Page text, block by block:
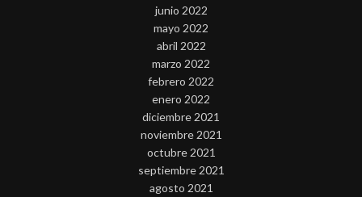
junio 2022
mayo 2022
abril 2022
marzo 2022
febrero 2022
enero 2022
diciembre 2021
noviembre 2021
octubre 2021
septiembre 2021
agosto 2021